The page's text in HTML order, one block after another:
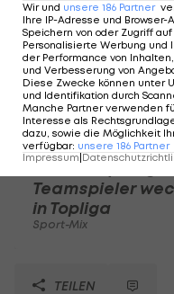
Karrieresprung!
Teamspieler
in Topliga
Sport-Mix
TEILEN
Wir und unsere 186 Partner
Ihre IP-Adresse und
Speichern von oder Zugriff
Personalisierte Werbung und
der Performance von
und Verbesserung von
Diese Zwecke können unter
und Identifikation durch
Manche Partner verwenden
Interesse als
dazu, sowie die Möglichkeit
verfügbar: unsere 186 Partner
Impressum